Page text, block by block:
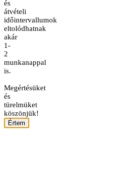
és
átvételi
időintervallumok
eltolódhatnak
akár
1-
2
munkanappal
is.
Megértésüket
és
türelmüket
köszönjük!
Értem